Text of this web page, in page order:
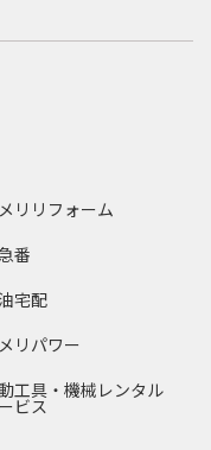
リリフォーム
番
宅配
リパワー
工具・機械レンタル
ビス